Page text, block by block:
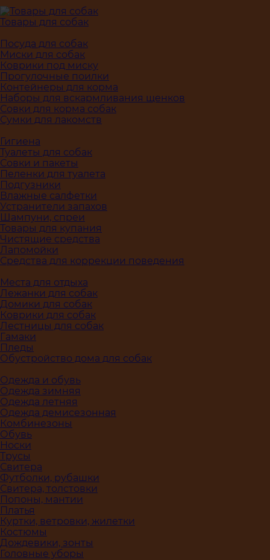
Товары для собак
Посуда для собак
Миски для собак
Коврики под миску
Прогулочные поилки
Контейнеры для корма
Наборы для вскармливания щенков
Совки для корма собак
Сумки для лакомств
Гигиена
Туалеты для собак
Совки и пакеты
Пеленки для туалета
Подгузники
Влажные салфетки
Устранители запахов
Шампуни, спреи
Товары для купания
Чистящие средства
Лапомойки
Средства для коррекции поведения
Места для отдыха
Лежанки для собак
Домики для собак
Коврики для собак
Лестницы для собак
Гамаки
Пледы
Обустройство дома для собак
Одежда и обувь
Одежда зимняя
Одежда летняя
Одежда демисезонная
Комбинезоны
Обувь
Носки
Трусы
Свитера
Футболки, рубашки
Свитера, толстовки
Попоны, мантии
Платья
Куртки, ветровки, жилетки
Костюмы
Дождевики, зонты
Головные уборы